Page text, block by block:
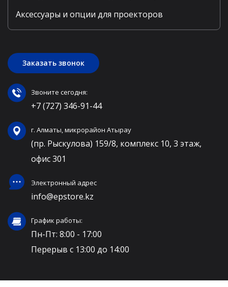
Аксессуары и опции для проекторов
Заказать звонок
Звоните сегодня:
+7 (727) 346-91-44
г. Алматы, микрорайон Атырау
(пр. Рыскулова) 159/8, комплекс 10, 3 этаж,
офис 301
Электронный адрес
info@epstore.kz
График работы:
Пн-Пт: 8:00 - 17:00
Перерыв с 13:00 до 14:00